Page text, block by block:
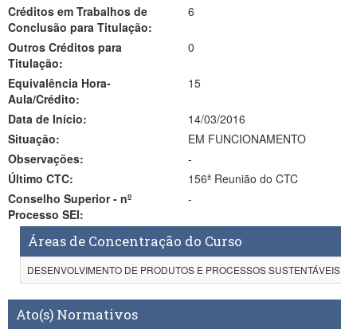
Créditos em Trabalhos de
Conclusão para Titulação:
6
Outros Créditos para
Titulação:
0
Equivalência Hora-
Aula/Crédito:
15
Data de Início:
14/03/2016
Situação:
EM FUNCIONAMENTO
Observações:
-
Último CTC:
156ª Reunião do CTC
Conselho Superior - nº
Processo SEI:
-
Áreas de Concentração do Curso
DESENVOLVIMENTO DE PRODUTOS E PROCESSOS SUSTENTÁVEIS
Ato(s) Normativos